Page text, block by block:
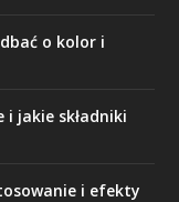
o kolor i
i jakie składniki
i efekty